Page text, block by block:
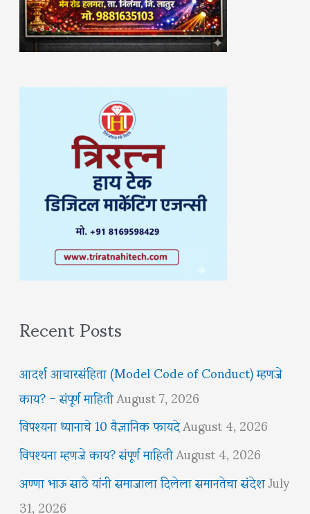
Recent Posts
आदर्श आचारसंहिता (Model Code of Conduct) म्हणजे
काय? – संपूर्ण माहितीAugust 7, 2026
विपश्यना ध्यानाचे 10 वैज्ञानिक फायदेAugust 4, 2026
विपश्यना म्हणजे काय? संपूर्ण माहितीAugust 4, 2026
अण्णा भाऊ साठे यांनी समाजाला दिलेला समानतेचा संदेशJuly
31, 2026